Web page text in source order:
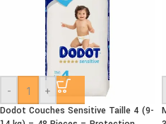
- +
Dodot Couches Sensitive Taille 4 (9-